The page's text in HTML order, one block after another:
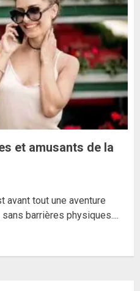
et amusants de la
avant tout une aventure
sans barrières physiques....